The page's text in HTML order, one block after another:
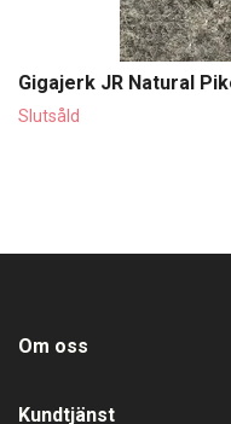
Gigajerk JR Natural
Slutsåld
Om oss
Kundtjänst